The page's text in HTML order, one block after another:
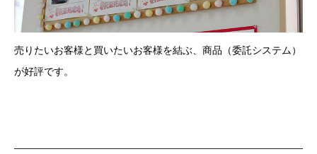
売りたいお客様と買いたいお客様を結ぶ、商品（委託システム）
が好評です。